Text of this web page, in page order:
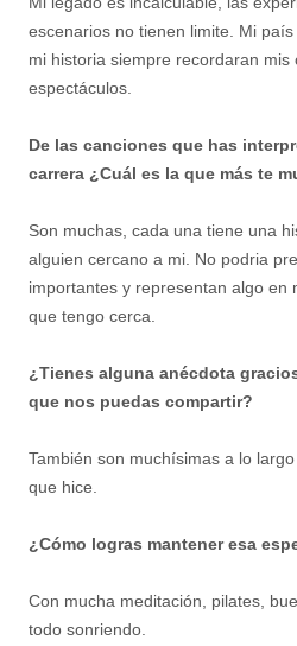
escenarios no tienen limite. Mi
mi historia siempre recordaran mis
espectáculos.
De las canciones que has
carrera ¿Cuál es la que más te
Son muchas, cada una tiene una
alguien cercano a mi. No podria
importantes y representan algo en
que tengo cerca.
¿Tienes alguna anécdota
que nos puedas compartir?
También son muchísimas a lo
que hice.
¿Cómo logras mantener esa
Con mucha meditación, pilates,
todo sonriendo.